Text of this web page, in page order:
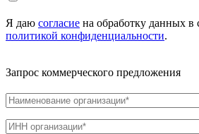
Я даю согласие на обработку данных в
политикой конфиденциальности.
Запрос коммерческого предложения